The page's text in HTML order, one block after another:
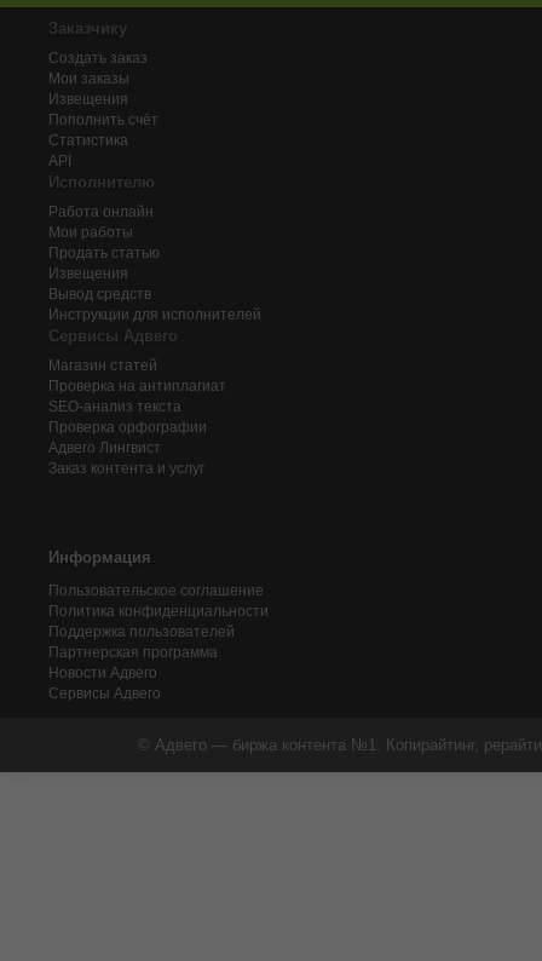
Заказчику
Создать заказ
Мои заказы
Извещения
Пополнить счёт
Статистика
API
Исполнителю
Работа онлайн
Мои работы
Продать статью
Извещения
Вывод средств
Инструкции для исполнителей
Сервисы Адвего
Магазин статей
Проверка на антиплагиат
SEO-анализ текста
Проверка орфографии
Адвего Лингвист
Заказ контента и услуг
Информация
Пользовательское соглашение
Политика конфиденциальности
Поддержка пользователей
Партнерская программа
Новости Адвего
Сервисы Адвего
© Адвего — биржа контента №1. Копирайтинг,